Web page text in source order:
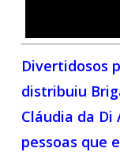
Divertidosos
distribuiu
Cláudia da Di
pessoas que